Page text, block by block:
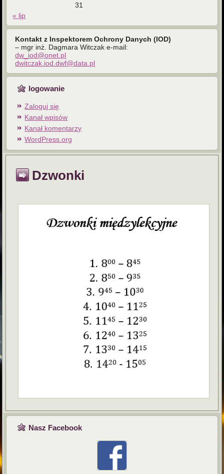
31
« lip
Kontakt z Inspektorem Ochrony Danych (IOD)
– mgr inż. Dagmara Witczak e-mail:
dw_iod@onet.pl
dwitczak.iod.dwf@data.pl
logowanie
Zaloguj się
Kanał wpisów
Kanał komentarzy
WordPress.org
Dzwonki
Nasz Facebook